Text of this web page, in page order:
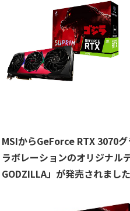
MSIからGeForce RTX 3070
ラボレーションのオリジナル
GODZILLA」が発売されました